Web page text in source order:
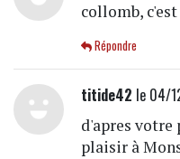
collomb,
Répondre
titide42 le 04/
d'apres votre
plaisir à